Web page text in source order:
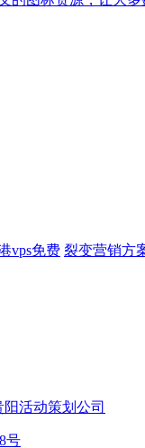
vps免费 裂变营销方
阳活动策划公司
号